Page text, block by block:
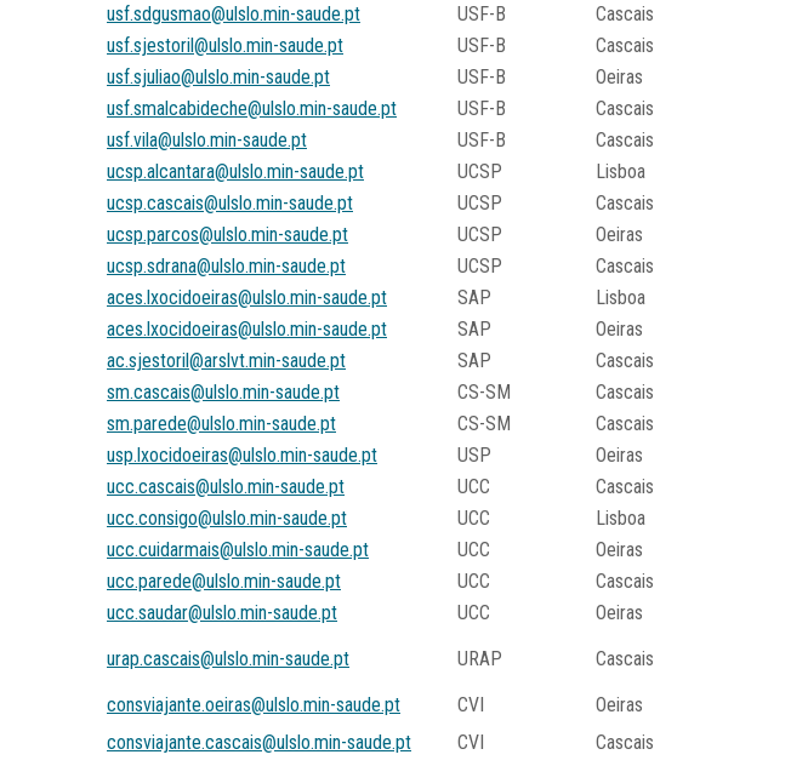
usf.sdgusmao@ulslo.min-saude.pt USF-B
Cascais
usf.sjestoril@ulslo.min-saude.pt USF-B
Cascais
usf.sjuliao@ulslo.min-saude.pt USF-B
Oeiras
usf.smalcabideche@ulslo.min-saude.pt USF-B
Cascais
usf.vila@ulslo.min-saude.pt USF-B
Cascais
ucsp.alcantara@ulslo.min-saude.pt UCSP
Lisboa
ucsp.cascais@ulslo.min-saude.pt UCSP
Cascais
ucsp.parcos@ulslo.min-saude.pt UCSP
Oeiras
ucsp.sdrana@ulslo.min-saude.pt UCSP
Cascais
aces.lxocidoeiras@ulslo.min-saude.pt SAP
Lisboa
aces.lxocidoeiras@ulslo.min-saude.pt SAP
Oeiras
ac.sjestoril@arslvt.min-saude.pt SAP
Cascais
sm.cascais@ulslo.min-saude.pt CS-SM
Cascais
sm.parede@ulslo.min-saude.pt CS-SM
Cascais
usp.lxocidoeiras@ulslo.min-saude.pt USP
Oeiras
ucc.cascais@ulslo.min-saude.pt UCC
Cascais
ucc.consigo@ulslo.min-saude.pt UCC
Lisboa
ucc.cuidarmais@ulslo.min-saude.pt UCC
Oeiras
ucc.parede@ulslo.min-saude.pt UCC
Cascais
ucc.saudar@ulslo.min-saude.pt UCC
Oeiras
urap.cascais@ulslo.min-saude.pt URAP
Cascais
consviajante.oeiras@ulslo.min-saude.pt CVI
Oeiras
consviajante.cascais@ulslo.min-saude.pt CVI
Cascais